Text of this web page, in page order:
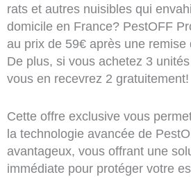
rats et autres nuisibles qui
domicile en France? PestOFF
au prix de 59€ après une remise
De plus, si vous achetez 3
vous en recevrez 2 gratuitement!
Cette offre exclusive vous
la technologie avancée de
avantageux, vous offrant une
immédiate pour protéger votre